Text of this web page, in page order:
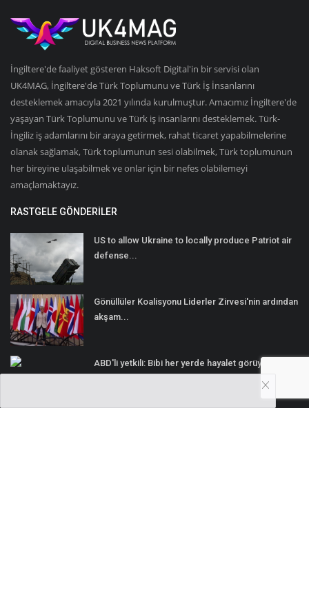
İngiltere'de faaliyet gösteren Haksoft Digital'in bir servisi olan
UK4MAG, İngiltere'de Türk Toplumunu ve Türk İş İnsanlarını
desteklemek amacıyla 2021 yılında kurulmuştur. Amacımız İngiltere'de
yaşayan Türk Toplumunu ve Türk iş insanlarını desteklemek. Türk-
İngiliz iş adamlarını bir araya getirmek, rahat ticaret yapabilmelerine
olanak sağlamak, Türk toplumunun sesi olabilmek, Türk toplumunun
her bireyine ulaşabilmek ve onlar için bir nefes olabilemeyi
amaçlamaktayız.
RASTGELE GÖNDERILER
US to allow Ukraine to locally produce Patriot air
defense...
Gönüllüler Koalisyonu Liderler Zirvesi'nin ardından
akşam...
ABD'li yetkili: Bibi her yerde hayalet görüyor